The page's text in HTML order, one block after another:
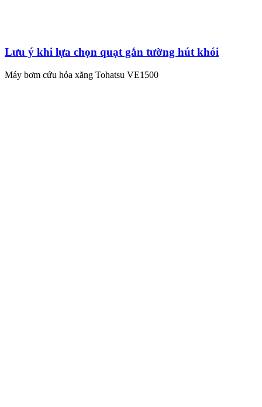
Lưu ý khi lựa chọn quạt gắn tường hút khói
Máy bơm cứu hỏa xăng Tohatsu VE1500